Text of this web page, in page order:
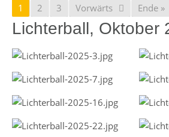
1 2 3 Vorwärts Ende »
Lichterball, Oktober